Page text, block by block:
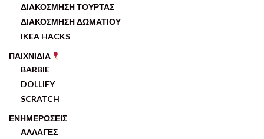
ΔΙΑΚΟΣΜΗΣΗ ΤΟΥΡΤΑΣ
ΔΙΑΚΟΣΜΗΣΗ ΔΩΜΑΤΙΟΥ
IKEA HACKS
ΠΑΙΧΝΙΔΙΑ
BARBIE
DOLLIFY
SCRATCH
ΕΝΗΜΕΡΩΣΕΙΣ
ΑΛΛΑΓΕΣ